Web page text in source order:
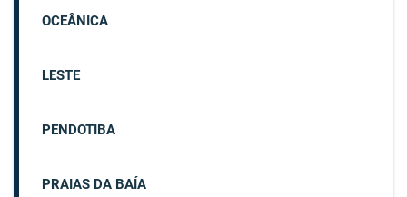
OCEÂNICA
LESTE
PENDOTIBA
PRAIAS DA BAÍA